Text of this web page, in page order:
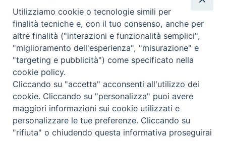
Scrivici
Copyright © 2019 - Tutti i diritti riservati - Vita
Trentina Editrice
Privacy Policy
Torna
Utilizziamo cookie o tecnologie simili per
finalità tecniche e, con il tuo consenso, anche per
altre finalità ("interazioni e funzionalità semplici",
"miglioramento dell'esperienza", "misurazione" e
"targeting e pubblicità") come specificato nella
cookie policy.
Cliccando su "accetta" acconsenti all'utilizzo dei
cookie. Cliccando su "personalizza" puoi avere
maggiori informazioni sui cookie utilizzati e
personalizzare le tue preferenze. Cliccando su
"rifiuta" o chiudendo questa informativa proseguirai